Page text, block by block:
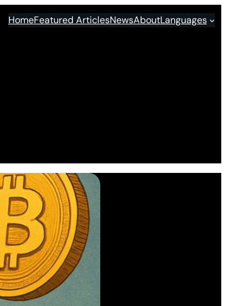
HomeFeatured ArticlesNewsAboutLanguages